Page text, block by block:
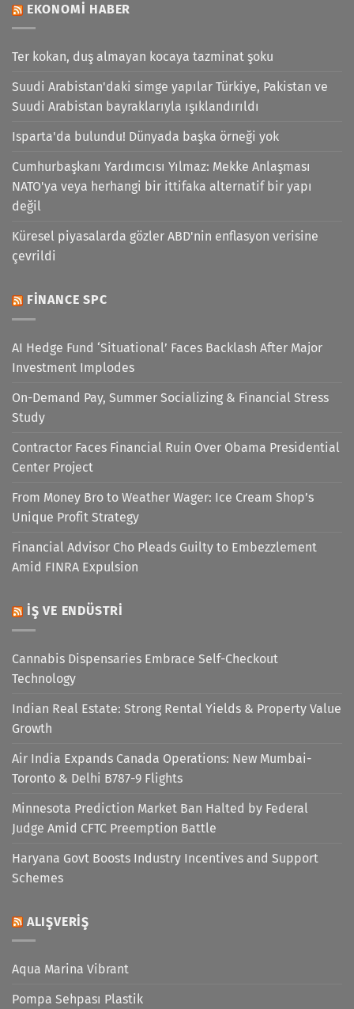
EKONOMI HABER
Ter kokan, duş almayan kocaya tazminat şoku
Suudi Arabistan'daki simge yapılar Türkiye, Pakistan ve
Suudi Arabistan bayraklarıyla ışıklandırıldı
Isparta'da bulundu! Dünyada başka örneği yok
Cumhurbaşkanı Yardımcısı Yılmaz: Mekke Anlaşması
NATO'ya veya herhangi bir ittifaka alternatif bir yapı
değil
Küresel piyasalarda gözler ABD'nin enflasyon verisine
çevrildi
FINANCE SPC
AI Hedge Fund ‘Situational’ Faces Backlash After Major
Investment Implodes
On-Demand Pay, Summer Socializing & Financial Stress
Study
Contractor Faces Financial Ruin Over Obama Presidential
Center Project
From Money Bro to Weather Wager: Ice Cream Shop’s
Unique Profit Strategy
Financial Advisor Cho Pleads Guilty to Embezzlement
Amid FINRA Expulsion
İŞ VE ENDÜSTRI
Cannabis Dispensaries Embrace Self-Checkout
Technology
Indian Real Estate: Strong Rental Yields & Property Value
Growth
Air India Expands Canada Operations: New Mumbai-
Toronto & Delhi B787-9 Flights
Minnesota Prediction Market Ban Halted by Federal
Judge Amid CFTC Preemption Battle
Haryana Govt Boosts Industry Incentives and Support
Schemes
ALIŞVERIŞ
Aqua Marina Vibrant
Pompa Sehpası Plastik